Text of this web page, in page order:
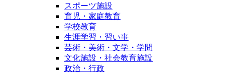
スポーツ施設
育児・家庭教育
学校教育
生涯学習・習い事
芸術・美術・文学・学問
文化施設・社会教育施設
政治・行政